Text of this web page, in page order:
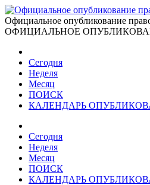
Официальное опубликование
ОФИЦИАЛЬНОЕ
Сегодня
Неделя
Месяц
ПОИСК
КАЛЕНДАРЬ
Сегодня
Неделя
Месяц
ПОИСК
КАЛЕНДАРЬ